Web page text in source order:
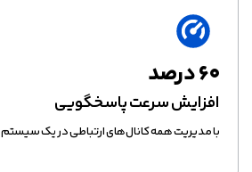
۶۰ درصد
افزایش سرعت پاسخگویی
با مدیریت همه کانال‌های ارتباطی در یک سیستم